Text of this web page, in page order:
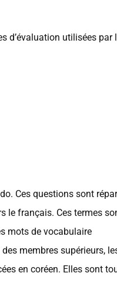
d’évaluation utilisées par
Ces questions sont
le français. Ces termes
mots de vocabulaire
membres supérieurs,
en coréen. Elles sont